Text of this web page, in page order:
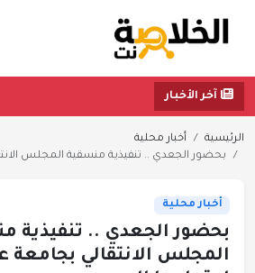
آخر الأخبار
الرئيسية
أخبار محلية
بحضور الجعدي .. تنفيذية منسقية المجلس
أخبار محلية
بحضور الجعدي .. تنفيذية
المجلس الانتقالي بجامعة